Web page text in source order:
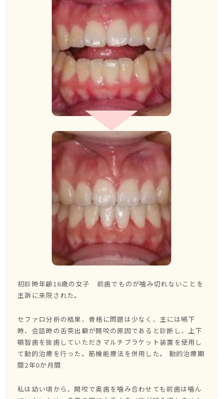
初診時年齢16歳の女子 前歯でものが噛み切れないことを
主訴に来院された。
セファロ分析の結果、骨格に問題は少なく、主には嚥下
時、会話時の舌突出癖が開咬の原因であると診断し、上下
顎智歯を抜歯していただきマルチブラケット装置を使用し
て動的治療を行った。筋機能療法を併用した。 動的治療期
間2年0か月間
私は幼い頃から、開咬で奥歯を噛み合わせても前歯は噛ん